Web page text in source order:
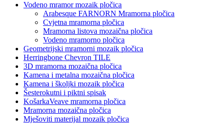
Vodeno mramor mozaik pločica
Arabesque FARNORN Mramorna pločica
Cvjetna mramorna pločica
Mramorna listova mozaična pločica
Vodeno mramorno pločica
Geometrijski mramorni mozaik pločica
Herringbone Chevron TILE
3D mramorna mozaična pločica
Kamena i metalna mozaična pločica
Kamena i školjki mozaik pločica
Šesterokutni i piktni spisak
KošarkaVeave mramorna pločica
Mramorna mozaična pločica
Mješoviti materijal mozaik pločica